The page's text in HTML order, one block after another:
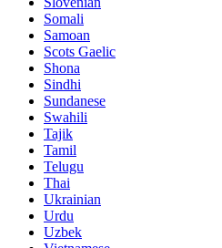
Somali
Samoan
Scots Gaelic
Shona
Sindhi
Sundanese
Swahili
Tajik
Tamil
Telugu
Thai
Ukrainian
Urdu
Uzbek